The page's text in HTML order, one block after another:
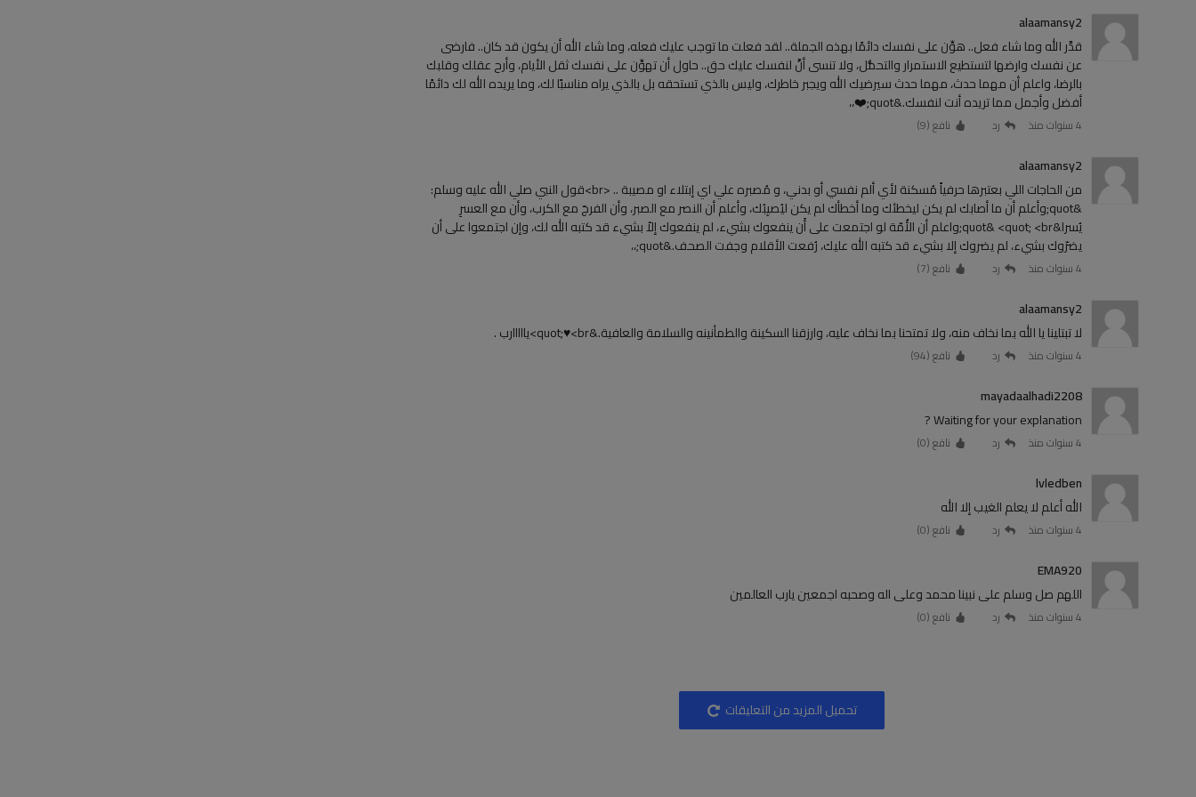
alaamansy2
قدَّر الله وما شاء فعل.. هوِّن على نفسك دائمًا بهذه الجملة.. لقد فعلت ما توجب عليك فعله، وما شاء الله أن يكون قد كان.. فارضى
عن نفسك وارضها لتستطيع الاستمرار والتحمُّل، ولا تنسى أنَّ لنفسك عليك حق.. حاول أن تهوِّن على نفسك ثقل الأيام، وأرح عقلك وقلبك
بالرضا، واعلم أن مهما حدث، مهما حدث سيرضيك الله ويجبر خاطرك، وليس بالذي تستحقه بل بالذي يراه مناسبًا لك، وما يريده الله لك دائمًا
أفضل وأجمل مما تريده أنت لنفسك.&quot;❤️،،
4 سنوات منذ رد نافع (9
)
alaamansy2
‏من الحاجات اللي بعتبرها حرفياً مُسكنة لأي ألم نفسي أو بدني، و مُصبره علي اي إبتلاء او مصيبة .. <br>‏قول النبي صلي الله عليه وسلم:
&quot;وأعلم أن ما أصابك لم يكن ليخطئك وما أخطأك لم يكن ليُصيِبُك، وأعلم أن النصر مع الصبر، وأن الفرجَ مع الكرب، وأن مع العسرِ
يُسرا&quot; <br> ‏&quot;واعلم أن الأُمّة لو اجتمعت على أَن ينفعوك بشيء، لم ينفعوك إلاّ بشيء قد كتبه الله لك، وإن اجتمعوا على أن
يضرّوك بشيء، لم يضروك إلا بشيء قد كتبه الله عليك، رُفعت الأقلام وجفت الصحف.&quot;،،
4 سنوات منذ رد نافع (7
)
alaamansy2
لا تبتلينا يا الله بما نخاف منه، ولا تمتحنا بما نخاف عليه، وارزقنا السكينة والطمأنينه والسلامة والعافية.&quot;♥️<br>يااااارب .
4 سنوات منذ رد نافع (94
)
mayadaalhadi2208
Waiting for your explanation ?
4 سنوات منذ رد نافع (0
)
lvledben
الله أعلم لا يعلم الغيب إلا الله
4 سنوات منذ رد نافع (0
)
EMA920
اللهم صل وسلم علی نبينا محمد وعلی اله وصحبه اجمعين يارب العالمين
4 سنوات منذ رد نافع (0
)
تحميل المزيد من التعليقات